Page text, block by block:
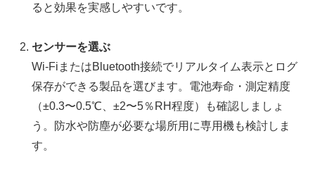
ると効果を実感しやすいです。
センサーを選ぶ
Wi-FiまたはBluetooth接続でリアルタイム表示とログ
保存ができる製品を選びます。電池寿命・測定精度
（±0.3〜0.5℃、±2〜5％RH程度）も確認しましょ
う。防水や防塵が必要な場所用に専用機も検討しま
す。